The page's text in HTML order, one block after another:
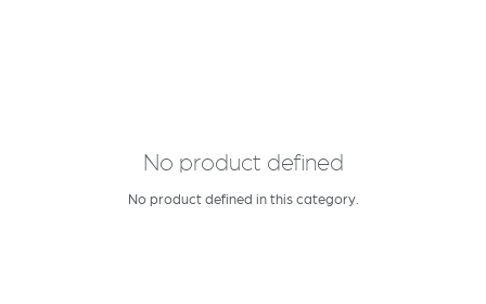
No product defined
No product defined in this category.